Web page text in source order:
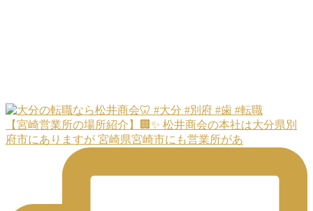
【宮崎営業所の場所紹介】🏢✨ 松井商会の本社は大分県別
府市にありますが 宮崎県宮崎市にも営業所があ